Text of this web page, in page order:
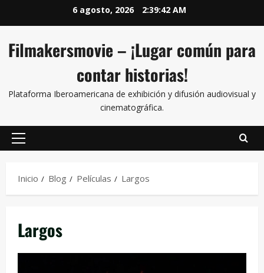
6 agosto, 2026 2:39:43 AM
Filmakersmovie – ¡Lugar común para
contar historias!
Plataforma Iberoamericana de exhibición y difusión audiovisual y
cinematográfica.
Inicio Blog Películas Largos
Largos